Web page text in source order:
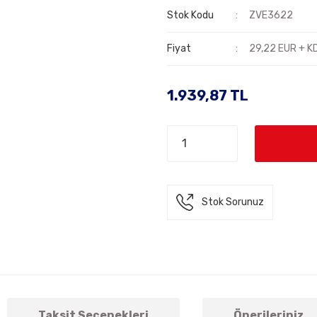
Stok Kodu ZVE3622
Fiyat 29,22 EUR +
1.939,87 TL
Stok Sorunuz